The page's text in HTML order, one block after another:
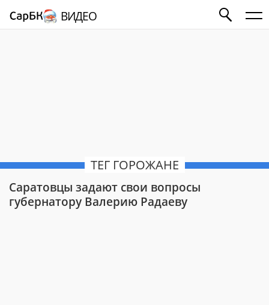
ВИДЕО
ТЕГ ГОРОЖАНЕ
Саратовцы задают свои вопросы
губернатору Валерию Радаеву